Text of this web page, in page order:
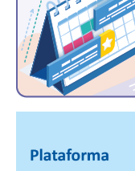
SEESPPREV
CONSÓRCIOS
CAMPANHAS SALARIAIS
COMUNICAÇÃO
PALAVRA DO MURILO